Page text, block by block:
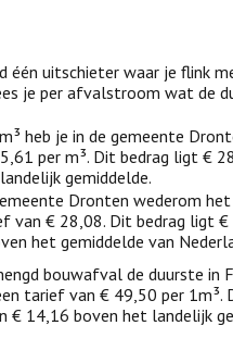
één uitschieter waar je flink
je per afvalstroom wat de
heb je in de gemeente
per m³. Dit bedrag ligt €
gemiddelde.
Dronten wederom
van € 28,08. Dit bedrag ligt
het gemiddelde van
bouwafval de duurste in
tarief van € 49,50 per 1m³.
€ 14,16 boven het landelijk